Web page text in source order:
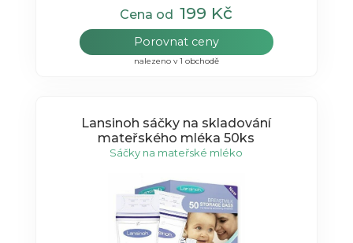
Cena od199 Kč
Porovnat ceny
nalezeno v 1 obchodě
Lansinoh sáčky na skladování
mateřského mléka 50ks
Sáčky na mateřské mléko